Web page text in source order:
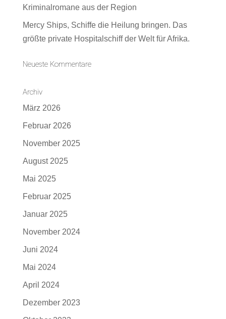
Kriminalromane aus der Region
Mercy Ships, Schiffe die Heilung bringen. Das
größte private Hospitalschiff der Welt für Afrika.
Neueste Kommentare
Archiv
März 2026
Februar 2026
November 2025
August 2025
Mai 2025
Februar 2025
Januar 2025
November 2024
Juni 2024
Mai 2024
April 2024
Dezember 2023